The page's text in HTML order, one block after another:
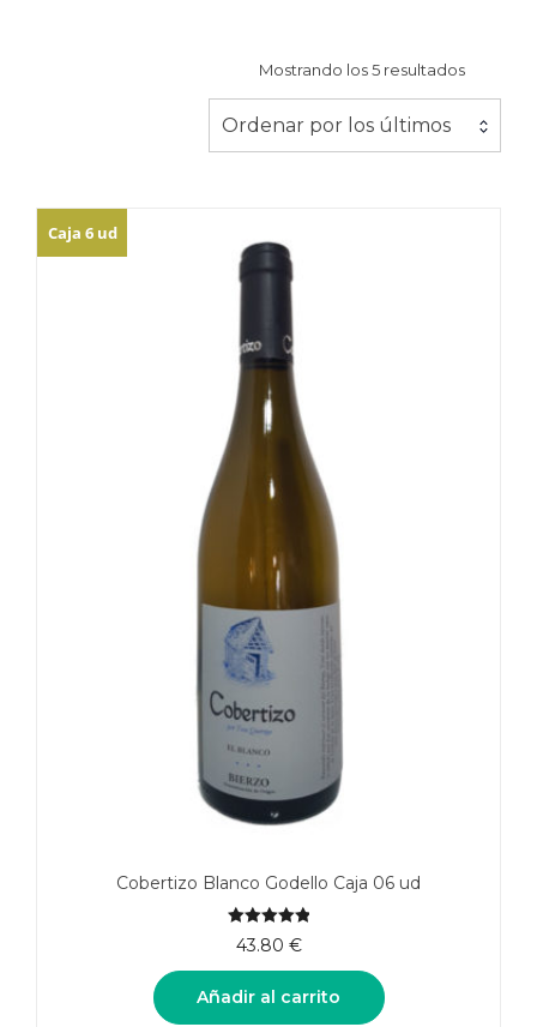
Mostrando los 5 resultados
últimos
Ordenar por los últimos
Caja 6 ud
Cobertizo Blanco Godello Caja 06 ud
5.00de 5
43.80 €
Añadir al carrito